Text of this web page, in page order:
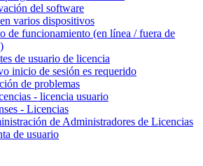
del software
varios dispositivos
de funcionamiento (en línea / fuera de
de usuario de licencia
inicio de sesión es requerido
de problemas
- licencia usuario
- Licencias
de Administradores de Licencias
de usuario